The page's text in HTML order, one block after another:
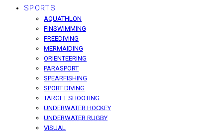
SPORTS
AQUATHLON
FINSWIMMING
FREEDIVING
MERMAIDING
ORIENTEERING
PARASPORT
SPEARFISHING
SPORT DIVING
TARGET SHOOTING
UNDERWATER HOCKEY
UNDERWATER RUGBY
VISUAL